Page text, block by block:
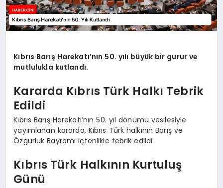
GÜNDEM
Kıbrıs Barış Harekatı’nın 50. yılı büyük bir gurur ve
mutlulukla kutlandı.
Kararda Kıbrıs Türk Halkı Tebrik
Edildi
Kıbrıs Barış Harekatı’nın 50. yıl dönümü vesilesiyle
yayımlanan kararda, Kıbrıs Türk halkının Barış ve
Özgürlük Bayramı içtenlikle tebrik edildi.
Kıbrıs Türk Halkının Kurtuluş
Günü